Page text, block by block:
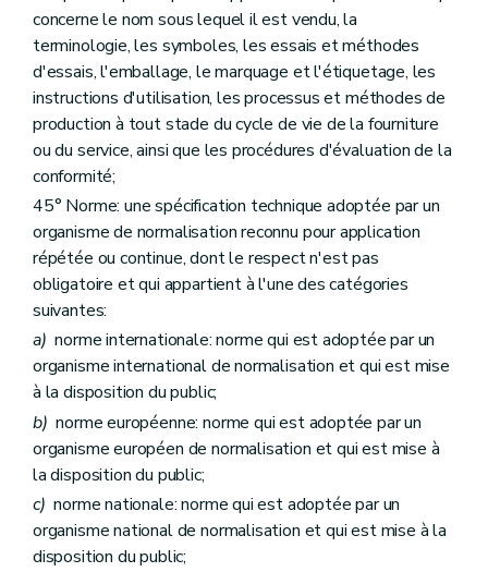
concerne le nom sous lequel il est vendu, la
terminologie, les symboles, les essais et méthodes
d'essais, l'emballage, le marquage et l'étiquetage, les
instructions d'utilisation, les processus et méthodes de
production à tout stade du cycle de vie de la fourniture
ou du service, ainsi que les procédures d'évaluation de la
conformité;
45° Norme: une spécification technique adoptée par un
organisme de normalisation reconnu pour application
répétée ou continue, dont le respect n'est pas
obligatoire et qui appartient à l'une des catégories
suivantes:
a) norme internationale: norme qui est adoptée par un
organisme international de normalisation et qui est mise
à la disposition du public;
b) norme européenne: norme qui est adoptée par un
organisme européen de normalisation et qui est mise à
la disposition du public;
c) norme nationale: norme qui est adoptée par un
organisme national de normalisation et qui est mise à la
disposition du public;